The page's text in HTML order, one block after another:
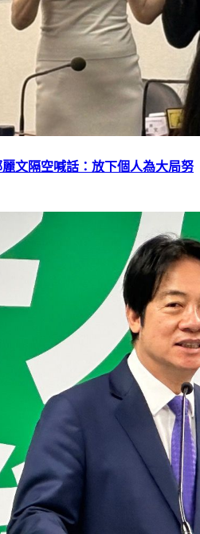
文隔空喊話：放下個人為大局努